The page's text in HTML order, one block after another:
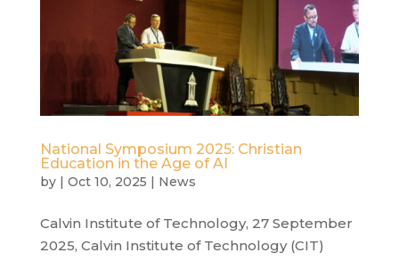
National Symposium 2025: Christian
Education in the Age of AI
by | Oct 10, 2025 | News
Calvin Institute of Technology, 27 September
2025, Calvin Institute of Technology (CIT)